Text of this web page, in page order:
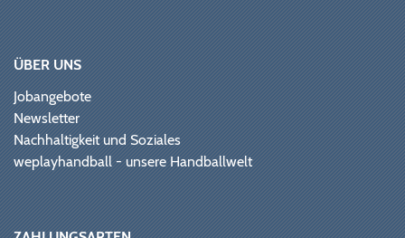
ÜBER UNS
Jobangebote
Newsletter
Nachhaltigkeit und Soziales
weplayhandball - unsere Handballwelt